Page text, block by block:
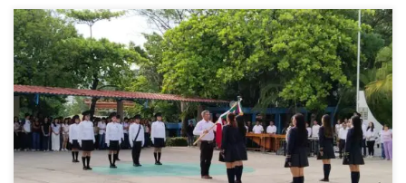
La Escuela Normal Superior de Chiapas llevó a cabo el último
homenaje cívico del ciclo escolar, un espacio que fortalece los
valores, la identidad nacional y el sentido de pertenencia de la
comunidad educativa. Durante esta ceremonia se rindieron
honores a nuestros símbolos patrios y se destacó la importancia
de la participación responsable, el respeto y el compromiso que
caracterizan la formación de las y los futuros profesionales de la
educación. Asimismo, este acto representó una oportunidad para